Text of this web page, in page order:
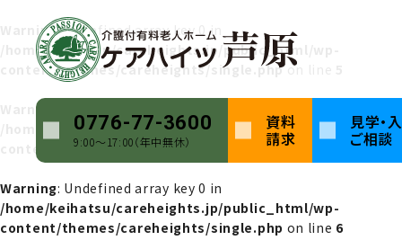
0776-77-3600
9:00〜17:00（年中無休）
資料
請求
見学・
ご相談
Warning: Undefined array key 0 in
/home/keihatsu/careheights.jp/public_html/wp-
content/themes/careheights/single.phpon line
Warning
/home/keihatsu/careheights.jp/public_html/wp-
content/themes/careheights/single.phpon line
Warning: Undefined array key 0 in
/home/keihatsu/careheights.jp/public_html/wp-
content/themes/careheights/single.php on line 6